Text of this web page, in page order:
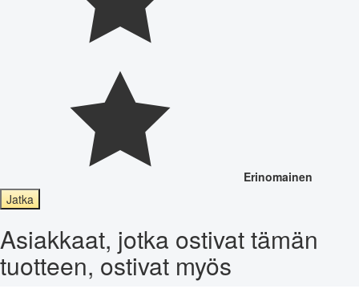
Erinomainen
Jatka
Asiakkaat, jotka ostivat tämän
tuotteen, ostivat myös